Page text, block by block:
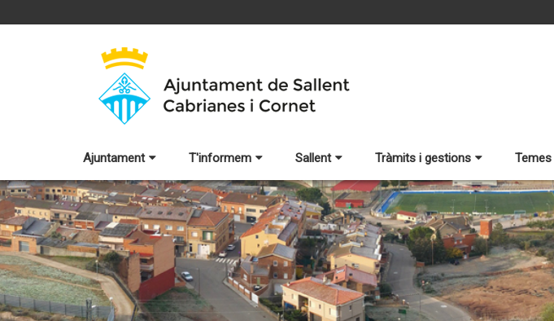
Ajuntament T'informem Sallent Tràmits i gestions Temes